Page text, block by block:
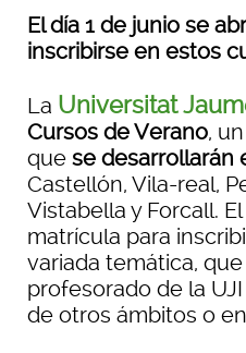
El día 1 de junio se
inscribirse en estos
La Universitat
Cursos de Verano,
que se desarrollarán
Castellón, Vila-real,
Vistabella y Forcall.
matrícula para
variada temática,
profesorado de la
de otros ámbitos o